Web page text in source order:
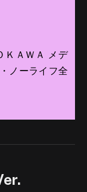
ＫＡＷＡ メデ
ノーライフ全